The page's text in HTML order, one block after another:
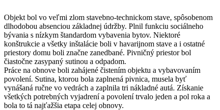
Objekt bol vo veľmi zlom stavebno-technickom stave, spôsobenom
dlhodobou absenciou základnej údržby. Plnil funkciu sociálneho
bývania s nízkym štandardom vybavenia bytov. Niektoré
konštrukcie a všetky inštalácie boli v havarijnom stave a i ostatné
priestory domu boli značne zanedbané. Pivničný priestor bol
čiastočne zasypaný sutinou a odpadom.
Práce na obnove boli zahájené čistením objektu a vybavovaním
povolení. Sutina, ktorou bola zaplnená pivnica, musela byť
vynášaná ručne vo vedrách a zaplnila tri nákladné autá. Získanie
všetkých potrebných vyjadrení a povolení trvalo jeden a pol roka a
bola to tá najťažšia etapa celej obnovy.